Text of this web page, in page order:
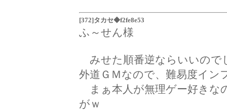
[372]タカセ◆f2fe8e53
ふ～せん様
みせた順番逆ならいいので
外道ＧＭなので、難易度イン
まぁ本人が無理ゲー好きな
がｗ